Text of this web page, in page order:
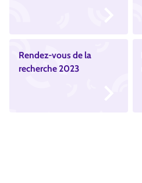
Rendez-vous de la
recherche 2023